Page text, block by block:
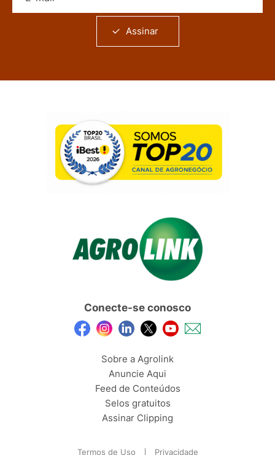
Assinar
Conecte-se conosco
Sobre a Agrolink
Anuncie Aqui
Feed de Conteúdos
Selos gratuitos
Assinar Clipping
Termos de Uso Privacidade